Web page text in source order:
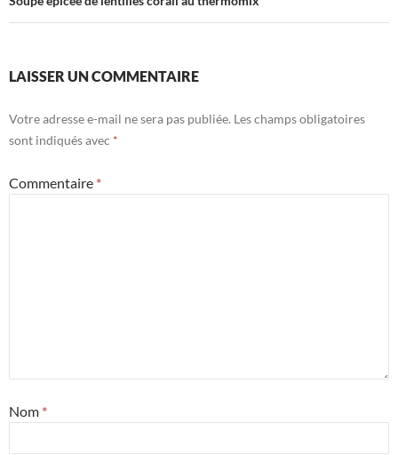
LAISSER UN COMMENTAIRE
Votre adresse e-mail ne sera pas publiée. Les champs obligatoires
sont indiqués avec *
Commentaire *
Nom *